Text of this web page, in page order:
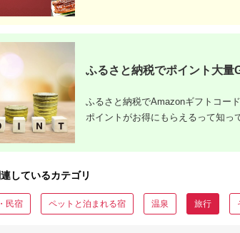
【2026年最新】ふるさと納
税 金券の返礼品ランキング
｜旅行券・食事券・商品券
ふるさと納税でポイント大量
ふるさと納税でAmazonギフトコー
ポイントがお得にもらえるって知っ
しているカテゴリ
民宿 ペットと泊まれる宿 温泉 旅行